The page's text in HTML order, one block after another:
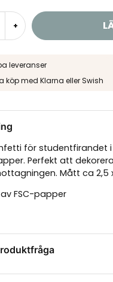
+
leveranser
köp med Klarna eller Swish
för studentfirandet
Perfekt att
Mått ca 2,5
FSC-papper